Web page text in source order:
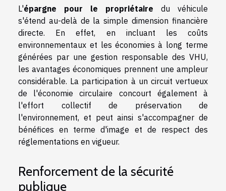
L'épargne pour le propriétaire du véhicule
s'étend au-delà de la simple dimension financière
directe. En effet, en incluant les coûts
environnementaux et les économies à long terme
générées par une gestion responsable des VHU,
les avantages économiques prennent une ampleur
considérable. La participation à un circuit vertueux
de l'économie circulaire concourt également à
l'effort collectif de préservation de
l'environnement, et peut ainsi s'accompagner de
bénéfices en terme d'image et de respect des
réglementations en vigueur.
Renforcement de la sécurité
publique